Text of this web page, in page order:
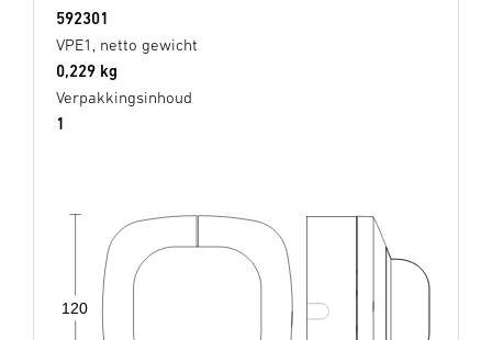
592301
VPE1, netto gewicht
0,229 kg
Verpakkingsinhoud
1
120